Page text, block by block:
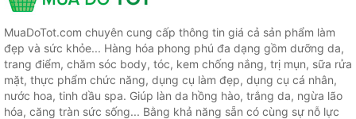
MuaDoTot.com chuyên cung cấp thông tin giá cả sản phẩm làm
đẹp và sức khỏe... Hàng hóa phong phú đa dạng gồm dưỡng da,
trang điểm, chăm sóc body, tóc, kem chống nắng, trị mụn, sữa rửa
mặt, thực phẩm chức năng, dụng cụ làm đẹp, dụng cụ cá nhân,
nước hoa, tinh dầu spa. Giúp làn da hồng hào, trắng da, ngừa lão
hóa, căng tràn sức sống... Bằng khả năng sẵn có cùng sự nỗ lực